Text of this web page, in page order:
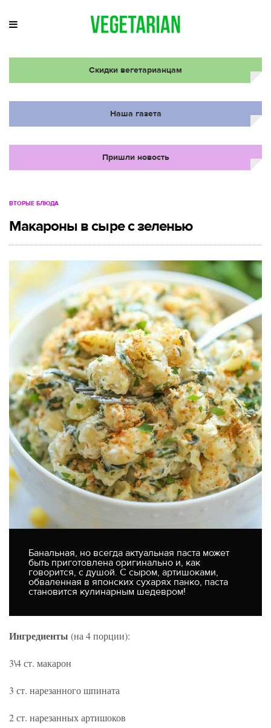
Скидки вегетарианцам
Наша газета
Пришли новость
ВТОРЫЕ БЛЮДА
Макароны в сыре с зеленью
Банальная, но всегда актуальная паста может
быть приготовлена оригинально и, как
говорится, с душой. С сыром, артишоками,
обваленная в японских сухарях панко, паста
становится кулинарным шедевром!
Ингредиенты (на 4 порции):
3\4 ст. макарон
3 ст. нарезанного шпината
2 ст. нарезанных артишоков